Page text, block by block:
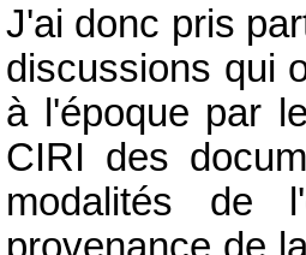
J'ai donc pris
discussions qui
à l'époque par
CIRI des
modalités de
provenance de